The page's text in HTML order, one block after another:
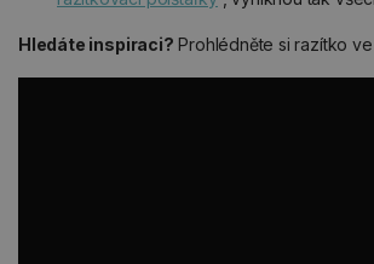
Hledáte inspiraci? Prohlédněte si razítko